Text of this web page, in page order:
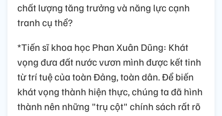
chất lượng tăng trưởng và năng lực cạnh
tranh cụ thể?
*Tiến sĩ khoa học Phan Xuân Dũng: Khát
vọng đưa đất nước vươn mình được kết tinh
từ trí tuệ của toàn Đảng, toàn dân. Để biến
khát vọng thành hiện thực, chúng ta đã hình
thành nên những "trụ cột" chính sách rất rõ